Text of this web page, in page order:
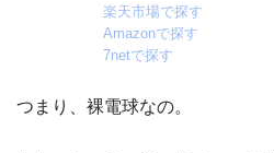
楽天市場で探す
Amazonで探す
7netで探す
つまり、裸電球なの。